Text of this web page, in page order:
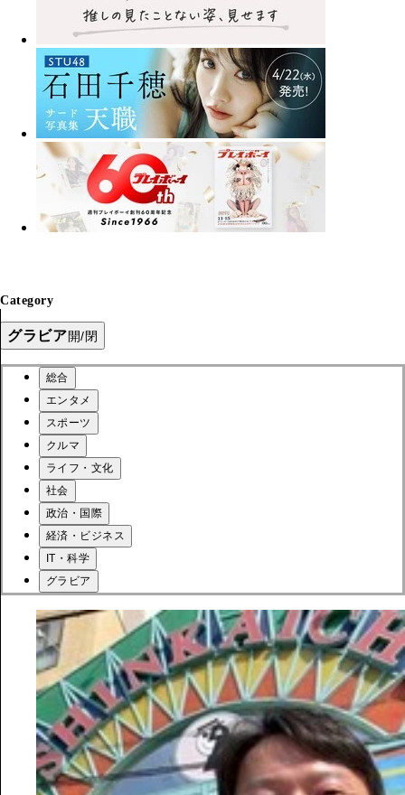
Category
グラビア開/閉
総合
エンタメ
スポーツ
クルマ
ライフ・文化
社会
政治・国際
経済・ビジネス
IT・科学
グラビア